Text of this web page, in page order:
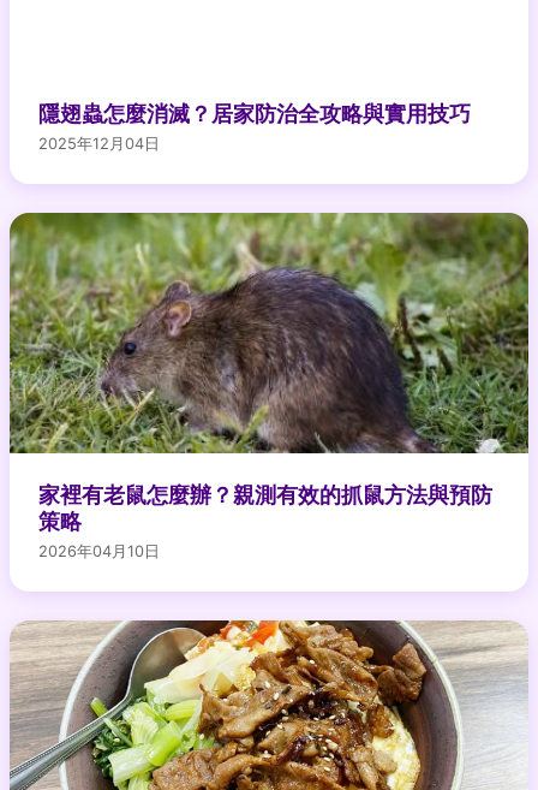
隱翅蟲怎麼消滅？居家防治全攻略與實用技巧
2025年12月04日
家裡有老鼠怎麼辦？親測有效的抓鼠方法與預防
策略
2026年04月10日